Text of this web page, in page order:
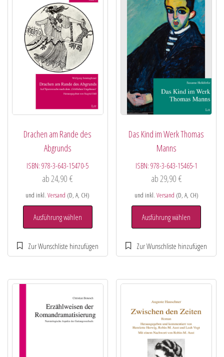
Drachen am Rande des
Abgrunds
ISBN:978-3-643-15470-5
ab24,90€
und inkl.Versand (D, A, CH)
Ausführung wählen
Das Kind im Werk Thomas
Manns
ISBN: 978-3-643-15465-1
ab29,90 €
und inkl. Versand (D, A, CH)
Ausführung wählen